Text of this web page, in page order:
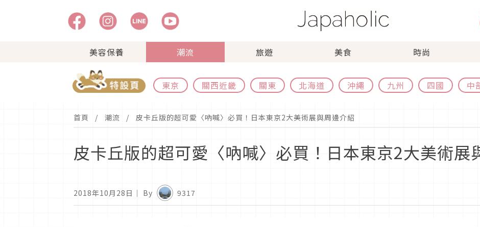
美容保養 潮流 旅遊 美食 時尚
東京 關西近畿 關東 北海道 沖繩 九州 四國 中
首頁 潮流 皮卡丘版的超可愛〈吶喊〉必買！日本東京2大美術展與周邊介紹
皮卡丘版的超可愛〈吶喊〉必買！日本東京2大美術展
2018年10月28日 ｜ By 9317